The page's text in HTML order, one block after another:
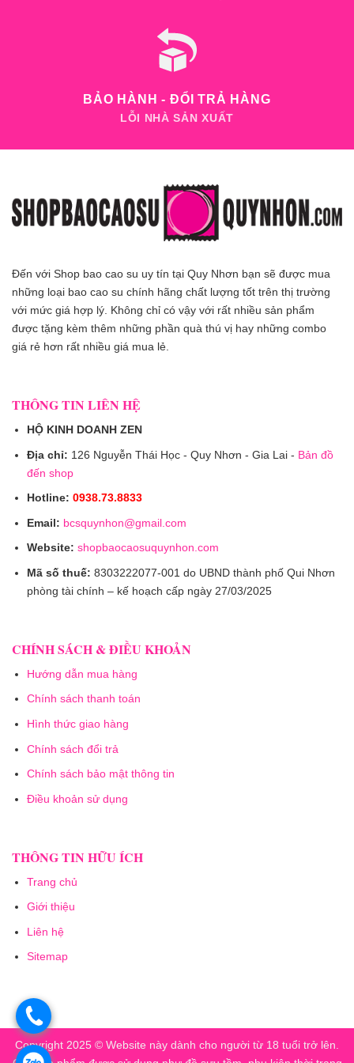
BẢO HÀNH - ĐỔI TRẢ HÀNG
LỖI NHÀ SẢN XUẤT
Đến với Shop bao cao su uy tín tại Quy Nhơn bạn sẽ được mua
những loại bao cao su chính hãng chất lượng tốt trên thị trường
với mức giá hợp lý. Không chỉ có vậy với rất nhiều sản phẩm
được tặng kèm thêm những phần quà thú vị hay những combo
giá rẻ hơn rất nhiều giá mua lẻ.
THÔNG TIN LIÊN HỆ
HỘ KINH DOANH ZEN
Địa chỉ: 126 Nguyễn Thái Học - Quy Nhơn - Gia Lai - Bản đồ
đến shop
Hotline: 0938.73.8833
Email: bcsquynhon@gmail.com
Website: shopbaocaosuquynhon.com
Mã số thuế: 8303222077-001 do UBND thành phố Qui Nhơn
phòng tài chính – kế hoạch cấp ngày 27/03/2025
CHÍNH SÁCH & ĐIỀU KHOẢN
Hướng dẫn mua hàng
Chính sách thanh toán
Hình thức giao hàng
Chính sách đổi trả
Chính sách bảo mật thông tin
Điều khoản sử dụng
THÔNG TIN HỮU ÍCH
Trang chủ
Giới thiệu
Liên hệ
Sitemap
Copyright 2025 © Website này dành cho người từ 18 tuổi trở lên.
.